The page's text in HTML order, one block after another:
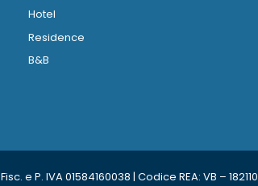
Hotel
Residence
B&B
e P. IVA 01584160038 | Codice REA: VB – 182110